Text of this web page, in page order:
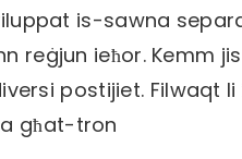
is-sawna
reġjun ieħor. Kemm
postijiet. Filwaqt
għat-tron